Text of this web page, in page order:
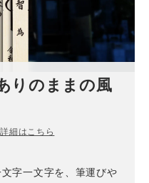
りのままの風
詳細はこちら
字一文字を、筆運びや